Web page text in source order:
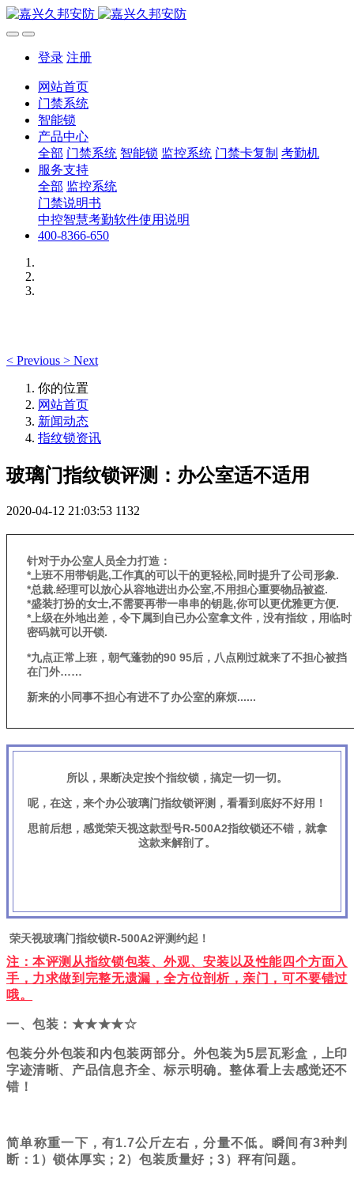
登录 注册
网站首页
门禁系统
智能锁
产品中心
全部 门禁系统 智能锁 监控系统 门禁卡复制 考勤机
服务支持
全部 监控系统
门禁说明书
中控智慧考勤软件使用说明
400-8366-650
< Previous > Next
你的位置
网站首页
新闻动态
指纹锁资讯
玻璃门指纹锁评测：办公室适不适用
2020-04-12 21:03:53 1132
针对于办公室人员全力打造：
*上班不用带钥匙,工作真的可以干的更轻松,同时提升了公司形象.
*总裁.经理可以放心从容地进出办公室,不用担心重要物品被盗.
*盛装打扮的女士,不需要再带一串串的钥匙,你可以更优雅更方便.
*上级在外地出差，令下属到自已办公室拿文件，没有指纹，用临时
密码就可以开锁.
*九点正常上班，朝气蓬勃的90 95后， 八点刚过就来了不担心被挡
在门外……
新来的小同事不担心有进不了办公室的麻烦......
所以，果断决定按个指纹锁，搞定一切一切。
呢，在这，来个办公玻璃门指纹锁评测，看看到底好不好用！
思前后想 ，感觉荣天视这款型号R-500A2指纹锁还不错，就拿
这款来解剖了。
荣天视玻璃门指纹锁R-500A2评测约起！
注：本评测从指纹锁包装、外观、安装以及性能四个方面入
手，力求做到完整无遗漏，全方位剖析， 亲门，可不要错过
哦。
一、包装： ★★★★☆
包装分外包装和内包装两部分。外包装为5层瓦彩盒 ，上印
字迹清晰、产品信息齐全、标示明确。整体看上去感觉还不
错！
简单称重一下，有1.7公斤左右，分量不低。瞬间有3种判
断：1）锁体厚实； 2）包装质量好；3）秤有问题。